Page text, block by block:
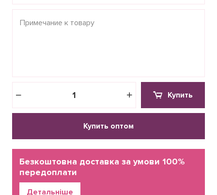
Купить
Купить оптом
Детальніше
Безкоштовна доставка за умови 100%
передоплати